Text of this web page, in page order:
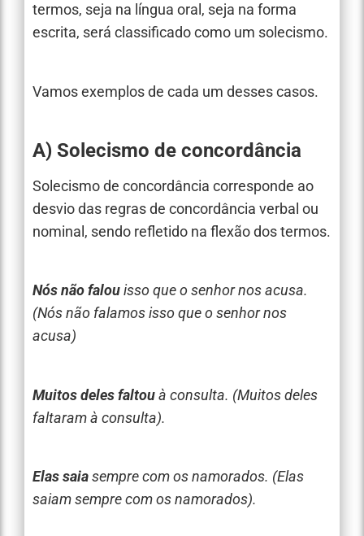
termos, seja na língua oral, seja na forma
escrita, será classificado como um solecismo.
Vamos exemplos de cada um desses casos.
A) Solecismo de concordância
Solecismo de concordância corresponde ao
desvio das regras de concordância verbal ou
nominal, sendo refletido na flexão dos termos.
Nós não falouisso que o senhor nos acusa.
(Nós não falamos isso que o senhor nos
acusa)
Muitos deles faltouà consulta. (Muitos deles
faltaram à consulta).
Elas saiasempre com os namorados. (Elas
saiam sempre com os namorados).